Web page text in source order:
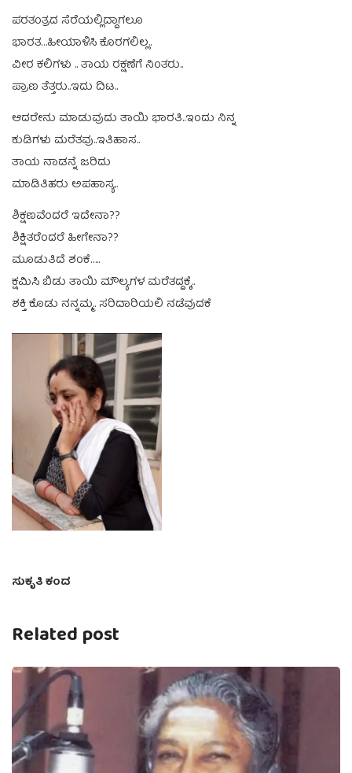
ಪರತಂತ್ರದ ಸೆರೆಯಲ್ಲಿದ್ದಾಗಲೂ
ಭಾರತ…ಹೀಯಾಳಿಸಿ ಕೊರಗಲಿಲ್ಲ..
ವೀರ ಕಲಿಗಳು .. ತಾಯ ರಕ್ಷಣೆಗೆ ನಿಂತರು..
ಪ್ರಾಣ ತೆತ್ತರು..ಇದು ದಿಟ..
ಆದರೇನು ಮಾಡುವುದು ತಾಯಿ ಭಾರತಿ..ಇಂದು ನಿನ್ನ
ಕುಡಿಗಳು ಮರೆತವು..ಇತಿಹಾಸ..
ತಾಯ ನಾಡನ್ನೆ ಜರಿದು
ಮಾಡಿತಿಹರು ಅಪಹಾಸ್ಯ..
ಶಿಕ್ಷಣವೆಂದರೆ ಇದೇನಾ??
ಶಿಕ್ಷಿತರೆಂದರೆ ಹೀಗೇನಾ??
ಮೂಡುತಿದೆ ಶಂಕೆ…..
ಕ್ಷಮಿಸಿ ಬಿಡು ತಾಯಿ ಮೌಲ್ಯಗಳ ಮರೆತದ್ದಕ್ಕೆ..
ಶಕ್ತಿ ಕೊಡು ನನ್ನಮ್ಮ.. ಸರಿದಾರಿಯಲಿ ನಡೆವುದಕೆ
ಸುಕೃತಿ ಕಂದ
Related post